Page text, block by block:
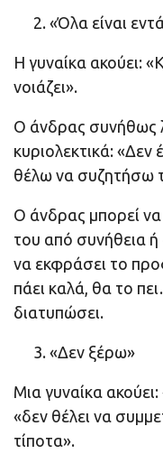
«Όλα είναι
Η γυναίκα ακούει:
νοιάζει».
Ο άνδρας συνήθως
κυριολεκτικά:
θέλω να συζητήσω
Ο άνδρας μπορεί
του από συνήθεια ή
να εκφράσει το
πάει καλά, θα το
διατυπώσει.
«Δεν ξέρω»
Μια γυναίκα
«δεν θέλει να
τίποτα».